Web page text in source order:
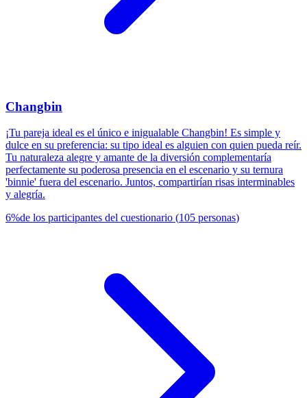
Changbin
¡Tu pareja ideal es el único e inigualable Changbin! Es simple y
dulce en su preferencia: su tipo ideal es alguien con quien pueda reír.
Tu naturaleza alegre y amante de la diversión complementaría
perfectamente su poderosa presencia en el escenario y su ternura
'binnie' fuera del escenario. Juntos, compartirían risas interminables
y alegría.
6%de los participantes del cuestionario (105 personas)